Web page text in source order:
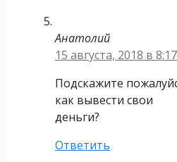
Анатолий
15 августа, 2018 в
Подскажите
как вывести свои
деньги?
Ответить